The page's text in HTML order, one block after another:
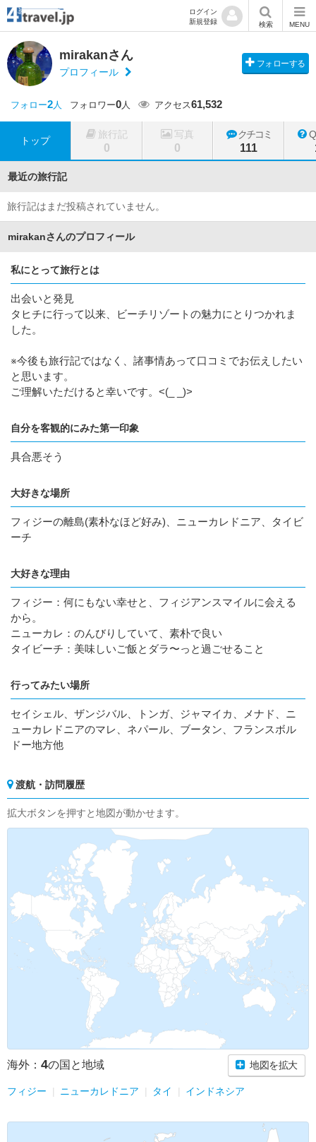
ログイン
新規登録
検索 MENU
mirakanさん
プロフィール
フォローする
フォロー2人 フォロワー0人 アクセス61,532
トップ
旅行記
0
写真
0
クチコミ
111
最近の旅行記
旅行記はまだ投稿されていません。
mirakanさんのプロフィール
私にとって旅行とは
出会いと発見
タヒチに行って以来、ビーチリゾートの魅力にとりつかれま
した。
※今後も旅行記ではなく、諸事情あって口コミでお伝えしたい
と思います。
ご理解いただけると幸いです。<(_ _)>
自分を客観的にみた第一印象
具合悪そう
大好きな場所
フィジーの離島(素朴なほど好み)、ニューカレドニア、タイビ
ーチ
大好きな理由
フィジー：何にもない幸せと、フィジアンスマイルに会える
から。
ニューカレ：のんびりしていて、素朴で良い
タイビーチ：美味しいご飯とダラ〜っと過ごせること
行ってみたい場所
セイシェル、ザンジバル、トンガ、ジャマイカ、メナド、ニ
ューカレドニアのマレ、ネパール、ブータン、フランスボル
ドー地方他
渡航・訪問履歴
拡大ボタンを押すと地図が動かせます。
海外： 4の国と地域 地図を拡大
フィジー ニューカレドニア タイ インドネシア